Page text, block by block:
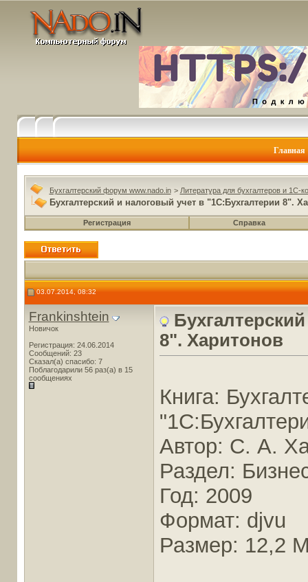
Главная
Бухгалтерский форум www.nado.in > Литература для бухгалтеров и 1С-
Бухгалтерский и налоговый учет в "1С:Бухгалтерии 8".
Регистрация Справка
03.07.2014, 08:32
Frankinshtein
Новичок
Регистрация: 24.06.2014
Сообщений: 23
Сказал(а) спасибо: 7
Поблагодарили 56 раз(а) в 15
сообщениях
8". Харитонов
Книга:
Автор: С. А.
Раздел:
Год: 2009
Формат: djvu
Размер: 12,2